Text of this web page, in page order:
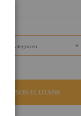
EPSON ECOTANK